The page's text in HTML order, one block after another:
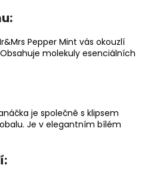
Pepper Mint vás okouzlí
molekuly esenciálních
je společně s klipsem
Je v elegantním bílém